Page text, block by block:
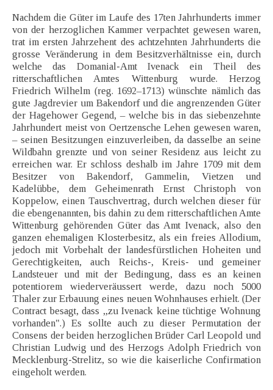
Nachdem die Güter im Laufe des 17ten Jahrhunderts immer
von der herzoglichen Kammer verpachtet gewesen waren,
trat im ersten Jahrzehent des achtzehnten Jahrhunderts die
grosse Veränderung in dem Besitzverhältnisse ein, durch
welche das Domanial-Amt Ivenack ein Theil des
ritterschaftlichen Amtes Wittenburg wurde. Herzog
Friedrich Wilhelm (reg. 1692–1713) wünschte nämlich das
gute Jagdrevier um Bakendorf und die angrenzenden Güter
der Hagehower Gegend, – welche bis in das siebenzehnte
Jahrhundert meist von Oertzensche Lehen gewesen waren,
– seinen Besitzungen einzuverleiben, da dasselbe an seine
Wildbahn grenzte und von seiner Residenz aus leicht zu
erreichen war. Er schloss deshalb im Jahre 1709 mit dem
Besitzer von Bakendorf, Gammelin, Vietzen und
Kadelübbe, dem Geheimenrath Ernst Christoph von
Koppelow, einen Tauschvertrag, durch welchen dieser für
die ebengenannten, bis dahin zu dem ritterschaftlichen Amte
Wittenburg gehörenden Güter das Amt Ivenack, also den
ganzen ehemaligen Klosterbesitz, als ein freies Allodium,
jedoch mit Vorbehalt der landesfürstlichen Hoheiten und
Gerechtigkeiten, auch Reichs-, Kreis- und gemeiner
Landsteuer und mit der Bedingung, dass es an keinen
potentiorem wiederveräussert werde, dazu noch 5000
Thaler zur Erbauung eines neuen Wohnhauses erhielt. (Der
Contract besagt, dass „zu Ivenack keine tüchtige Wohnung
vorhanden".) Es sollte auch zu dieser Permutation der
Consens der beiden herzoglichen Brüder Carl Leopold und
Christian Ludwig und des Herzogs Adolph Friedrich von
Mecklenburg-Strelitz, so wie die kaiserliche Confirmation
eingeholt werden.